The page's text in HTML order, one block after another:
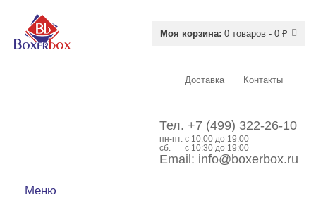
Моя корзина: 0 товаров - 0 ₽
Доставка Контакты
Тел. +7 (499) 322-26-10
пн-пт. c 10:00 до 19:00
сб.
с 10:30 до 19:00
Email: info@boxerbox.ru
Меню